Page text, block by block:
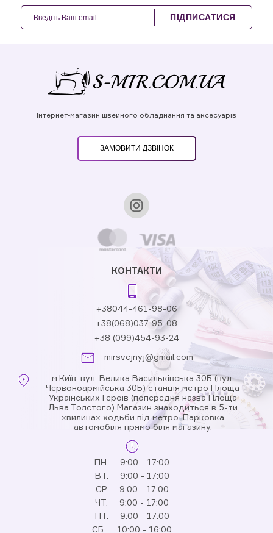
ПІДПИСАТИСЯ
Інтернет-магазин швейного обладнання та аксесуарів
ЗАМОВИТИ ДЗВІНОК
КОНТАКТИ
+38044-461-98-06
+38(068)037-95-08
+38 (099)454-93-24
mirsvejnyj@gmail.com
м.Київ, вул. Велика Васильківська 30Б (вул.
Червоноармійська 30Б) станція метро Площа
Українських Героїв (попередня назва Площа
Льва Толстого) Магазин знаходиться в 5-ти
хвилинах ходьби від метро. Парковка
автомобіля прямо біля магазину.
ПН.
9:00 - 17:00
ВТ.
9:00 - 17:00
СР.
9:00 - 17:00
ЧТ.
9:00 - 17:00
ПТ.
9:00 - 17:00
СБ.
10:00 - 16:00